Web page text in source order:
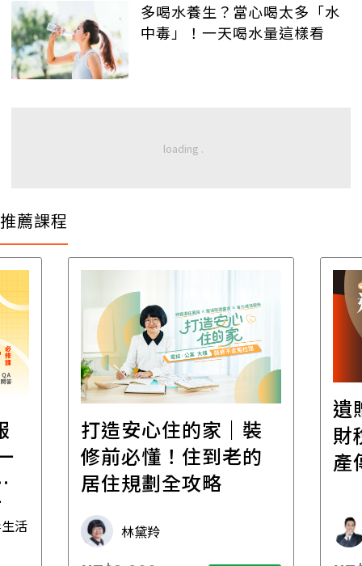
多喝水養生？當心喝太多「水
中毒」！一天喝水量這樣看
推薦課程
活
打造安心住的家｜裝
修前必懂！住到老的
居住規劃全攻略
林黛羚
遺
財
產